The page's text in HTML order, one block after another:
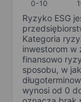
0-10
Ryzyko ESG
Kategoria
inwestorom w
finansowo
sposobu, w
wynosi od 0